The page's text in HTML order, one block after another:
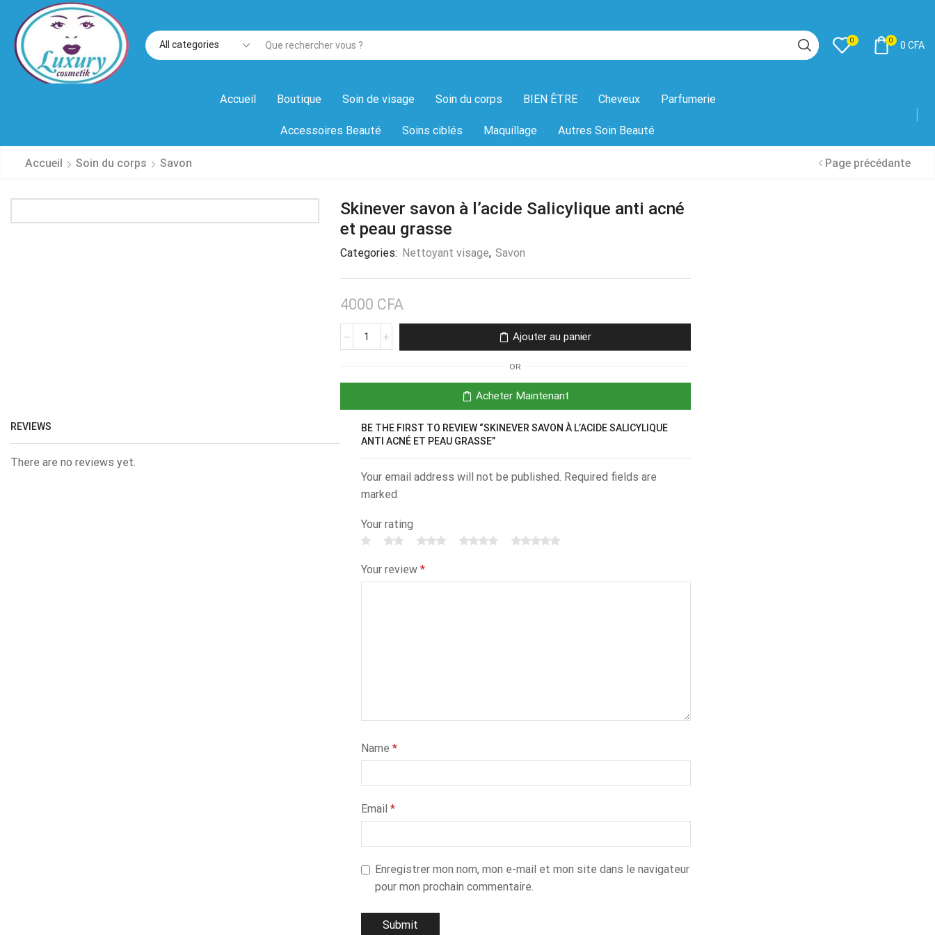
0 0 0 CFA
Accueil Boutique Soin de visage Soin du corps BIEN ÊTRE Cheveux Parfumerie
Accessoires Beauté Soins ciblés Maquillage Autres Soin Beauté
Accueil Soin du corps Savon Page précédante
Skinever savon à l’acide Salicylique anti acné
et peau grasse
Categories: Nettoyant visage, Savon
4000 CFA
Ajouter au panier
OR
Acheter Maintenant
REVIEWS
There are no reviews yet.
BE THE FIRST TO REVIEW “SKINEVER SAVON À L’ACIDE SALICYLIQUE
ANTI ACNÉ ET PEAU GRASSE”
Your email address will not be published. Required fields are
marked
Your rating
Your review *
Name *
Email *
Enregistrer mon nom, mon e-mail et mon site dans le navigateur
pour mon prochain commentaire.